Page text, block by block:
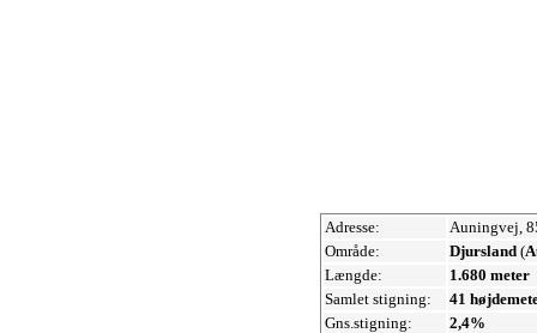
Adresse:
Auningvej,
Område:
Djursland (
Længde:
1.680 meter
Samlet stigning:
41
Gns.stigning:
2,4%